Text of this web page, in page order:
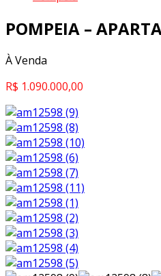
POMPEIA –
À Venda
R$ 1.090.000,00